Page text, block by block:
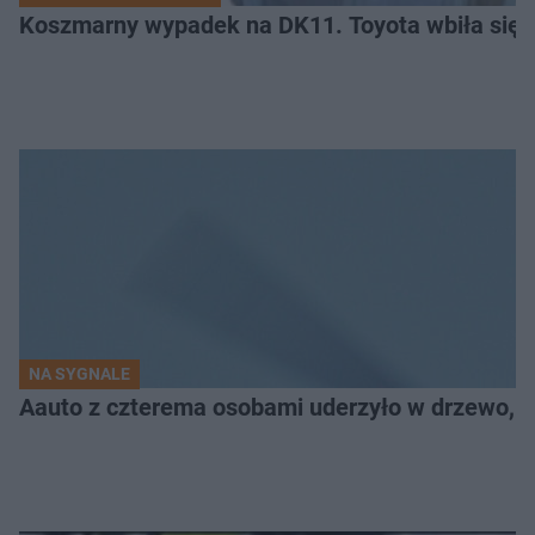
Koszmarny wypadek na DK11. Toyota wbiła się
NA SYGNALE
Aauto z czterema osobami uderzyło w drzewo,